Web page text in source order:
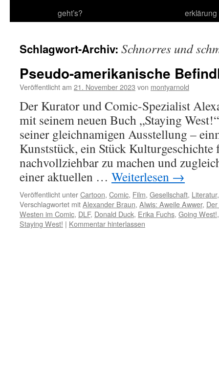
geht’s?
erklärung
Schlagwort-Archiv: Schnorres und
Pseudo-amerikanische
Veröffentlicht am 21. November 2023 von montyarnold
Der Kurator und Comic-Spezialist
mit seinem neuen Buch „Staying
seiner gleichnamigen Ausstellung –
Kunststück, ein Stück Kulturgeschichte
nachvollziehbar zu machen und
einer aktuellen … Weiterlesen →
Veröffentlicht unterCartoon, Comic, Film, Gesellschaft, Literatur
Verschlagwortet mitAlexander Braun, Alwis: Aweile Awwer,
Westen im Comic, DLF, Donald Duck, Erika Fuchs, Going West!
Staying West! | Kommentar hinterlassen